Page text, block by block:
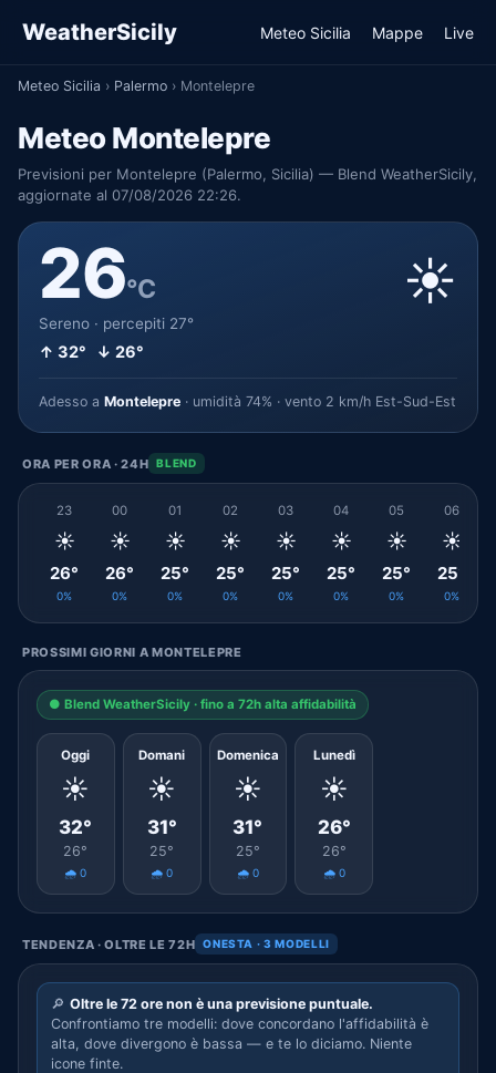
WeatherSicily Meteo Sicilia Mappe Live
Meteo Sicilia › Palermo › Montelepre
Meteo Montelepre
Previsioni per Montelepre (Palermo, Sicilia) — Blend WeatherSicily,
aggiornate al 07/08/2026 22:26.
26°C
Sereno · percepiti 27°
↑ 32° ↓ 26°
☀️
Adesso a Montelepre · umidità 74% · vento 2 km/h Est-Sud-Est
ORA PER ORA · 24H BLEND
23
☀️
26°
0%
00
☀️
26°
0%
01
☀️
25°
0%
02
☀️
25°
0%
03
☀️
25°
0%
04
☀️
25°
0%
05
☀️
25°
0%
06
☀️
25°
0%
PROSSIMI GIORNI A MONTELEPRE
● Blend WeatherSicily · fino a 72h alta affidabilità
Oggi
☀️
32°
26°
🌧️ 0
Domani
☀️
31°
25°
🌧️ 0
Domenica
☀️
31°
25°
🌧️ 0
Lunedì
☀️
26°
26°
🌧️ 0
TENDENZA · OLTRE LE 72H ONESTA · 3 MODELLI
🔎 Oltre le 72 ore non è una previsione puntuale.
Confrontiamo tre modelli: dove concordano l'affidabilità è
alta, dove divergono è bassa — e te lo diciamo. Niente
icone finte.